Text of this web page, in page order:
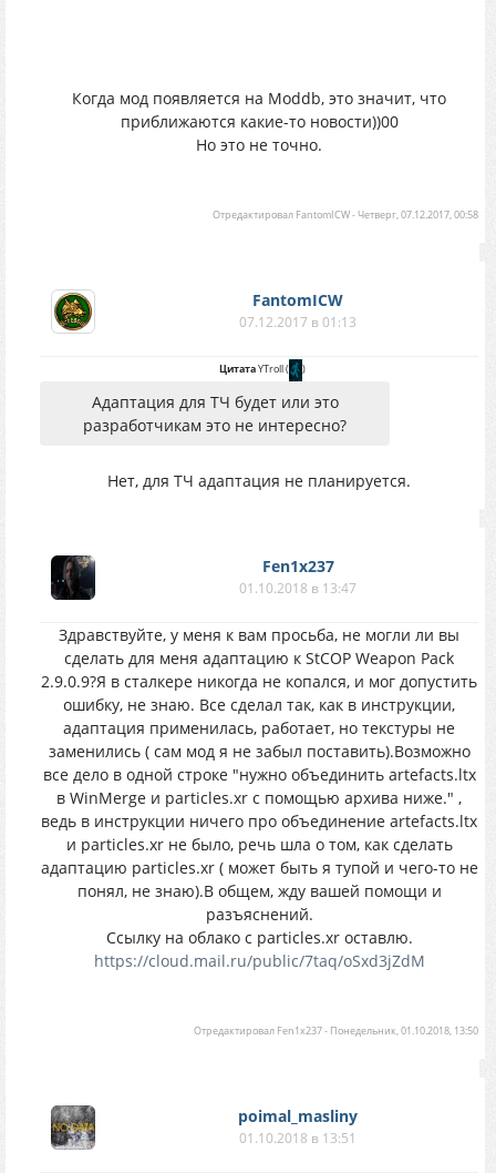
Когда мод появляется на Moddb, это значит, что
приближаются какие-то новости))00
Но это не точно.
Отредактировал FantomICW-Четверг, 07.12.2017, 00:58
FantomICW
07.12.2017 в 01:13
ЦитатаYTroll( )
Адаптация для ТЧ будет или это
разработчикам это не интересно?
Нет, для ТЧ адаптация не планируется.
Fen1x237
01.10.2018 в 13:47
Здравствуйте, у меня к вам просьба, не могли ли вы
сделать для меня адаптацию к StCOP Weapon Pack
2.9.0.9?Я в сталкере никогда не копался, и мог допустить
ошибку, не знаю. Все сделал так, как в инструкции,
адаптация применилась, работает, но текстуры не
заменились ( сам мод я не забыл поставить).Возможно
все дело в одной строке "нужно объединить artefacts.ltx
в WinMerge и particles.xr с помощью архива ниже." ,
ведь в инструкции ничего про объединение artefacts.ltx
и particles.xr не было, речь шла о том, как сделать
адаптацию particles.xr ( может быть я тупой и чего-то не
понял, не знаю).В общем, жду вашей помощи и
разъяснений.
Ссылку на облако с particles.xr оставлю.
https://cloud.mail.ru/public/7taq/oSxd3jZdM
Отредактировал Fen1x237- Понедельник, 01.10.2018, 13:50
poimal_masliny
01.10.2018 в 13:51